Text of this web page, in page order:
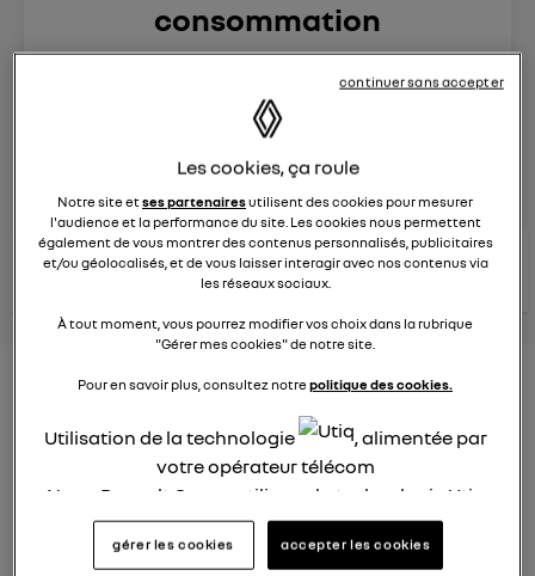
consommation
12:51
Véhicules RENAULT
posez une question
conseils Renault
consultez les
conseils
similaires
voir tous les
Consommation carburant
voiture hybride
Ghislaine53
26 janvier 2022
Bonjour
Les cookies, ça roule
Notre site etses partenairesutilisent des cookies pour mesurer
l'audience et la performance du site. Les cookies nous permettent
également de vous montrer des contenus personnalisés, publicitaires
et/ou géolocalisés, et de vous laisser interagir avec nos contenus via
les réseaux sociaux.
À tout moment, vous pourrez modifier vos choix dans la rubrique
"Gérer mes cookies" de notre site.
Pour en savoir plus, consultez notrepolitique des cookies.
Utilisation de la technologie
, alimentée par
votre opérateur télécom
Nous, Renault Group, utilisons la technologie Utiq
pour nos activités digitales (telles que décrites
dans cette notice de consentement) et liées à
gérer les cookies accepter les cookies
continuer sans accepter